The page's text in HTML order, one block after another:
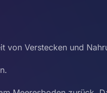
von Verstecken und